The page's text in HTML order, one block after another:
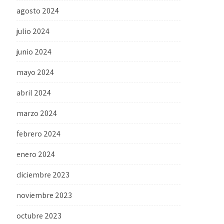
agosto 2024
julio 2024
junio 2024
mayo 2024
abril 2024
marzo 2024
febrero 2024
enero 2024
diciembre 2023
noviembre 2023
octubre 2023